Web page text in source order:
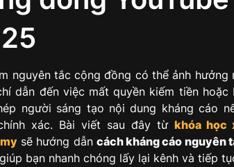
nguyên tắc cộng đồng có thể ảnh hưởng
dẫn đến việc mất quyền kiếm tiền hoặc
người sáng tạo nội dung kháng cáo
xác. Bài viết sau đây từ khóa học
sẽ hướng dẫn cách kháng cáo nguyên
bạn nhanh chóng lấy lại kênh và tiếp